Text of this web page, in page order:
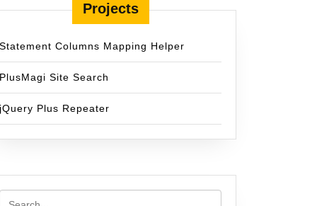
Projects
Statement Columns Mapping Helper
PlusMagi Site Search
jQuery Plus Repeater